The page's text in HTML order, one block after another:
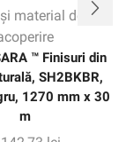
material de
™ Finisuri din
SH2BKBR,
1270 mm x 30
m